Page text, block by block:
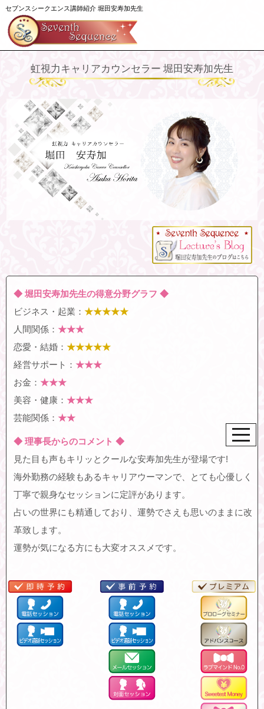
セブンスシークエンス講師紹介 堀田安寿加先生
虹視力キャリアカウンセラー 堀田安寿加先生
◆ 堀田安寿加先生の得意分野グラフ ◆
ビジネス・起業：★★★★★
人間関係：★★★
恋愛・結婚：★★★★★
経営サポート：★★★
お金：★★★
美容・健康：★★★
芸能関係：★★
◆ 理事長からのコメント ◆
見た目も声もキリッとクールな安寿加先生が登場です!
海外勤務の経験もあるキャリアウーマンで、とても心優しく
丁寧で親身なセッションに定評があります。
占いの世界にも精通しており、運勢でさえも思いのままに改
革致します。
運勢が気になる方にも大変オススメです。